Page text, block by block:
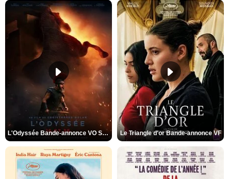
L'Odyssée Bande-annonce VO STFR Le Triangle d'or Bande-annonce VF